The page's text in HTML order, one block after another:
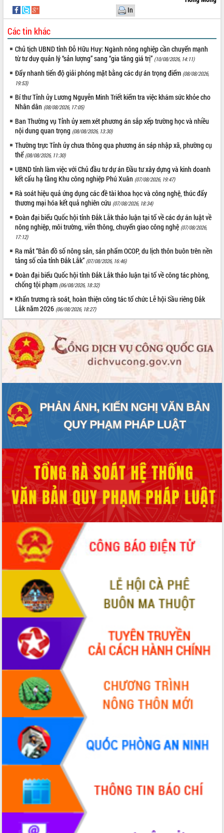
In
Các tin khác
Chủ tịch UBND tỉnh Đỗ Hữu Huy: Ngành nông nghiệp cần chuyển mạnh
từ tư duy quản lý “sản lượng” sang “gia tăng giá trị” (10/08/2026, 14:11)
Đẩy nhanh tiến độ giải phóng mặt bằng các dự án trọng điểm (08/08/2026,
19:53)
Bí thư Tỉnh ủy Lương Nguyễn Minh Triết kiểm tra việc khám sức khỏe cho
Nhân dân (08/08/2026, 17:05)
Ban Thường vụ Tỉnh ủy xem xét phương án sắp xếp trường học và nhiều
nội dung quan trọng (08/08/2026, 13:30)
Thường trực Tỉnh ủy chưa thông qua phương án sáp nhập xã, phường cụ
thể (08/08/2026, 11:30)
UBND tỉnh làm việc với Chủ đầu tư dự án Đầu tư xây dựng và kinh doanh
kết cấu hạ tầng Khu công nghiệp Phú Xuân (07/08/2026, 19:47)
Rà soát hiệu quả ứng dụng các đề tài khoa học và công nghệ, thúc đẩy
thương mại hóa kết quả nghiên cứu (07/08/2026, 18:34)
Đoàn đại biểu Quốc hội tỉnh Đắk Lắk thảo luận tại tổ về các dự án luật về
nông nghiệp, môi trường, viễn thông, chuyển giao công nghệ (07/08/2026,
17:12)
Ra mắt “Bản đồ số nông sản, sản phẩm OCOP, du lịch thôn buôn trên nền
tảng số của tỉnh Đắk Lắk” (07/08/2026, 16:46)
Đoàn đại biểu Quốc hội tỉnh Đắk Lắk thảo luận tại tổ về công tác phòng,
chống tội phạm (06/08/2026, 18:32)
Khẩn trương rà soát, hoàn thiện công tác tổ chức Lễ hội Sầu riêng Đắk
Lắk năm 2026 (06/08/2026, 18:27)